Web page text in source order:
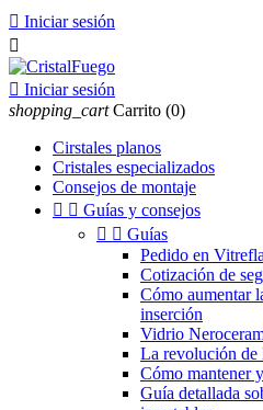
 Iniciar sesión

 Iniciar sesión
shopping_cart Carrito (0)
Cirstales planos
Cristales especializados
Consejos de montaje
  Guías y consejos
  Guías
Pedido en
Cotización de
Cómo aumentar
inserción
Vidrio
La revolución de
Cómo mantener
Guía detallada